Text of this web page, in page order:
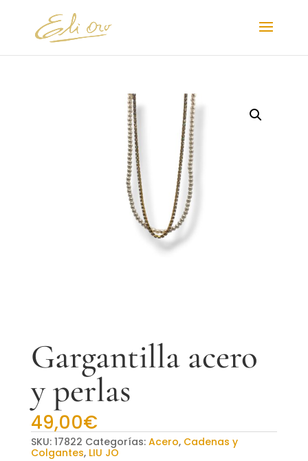
Gargantilla acero
y perlas
49,00€
SKU: 17822 Categorías: Acero, Cadenas y
Colgantes, LIU JO